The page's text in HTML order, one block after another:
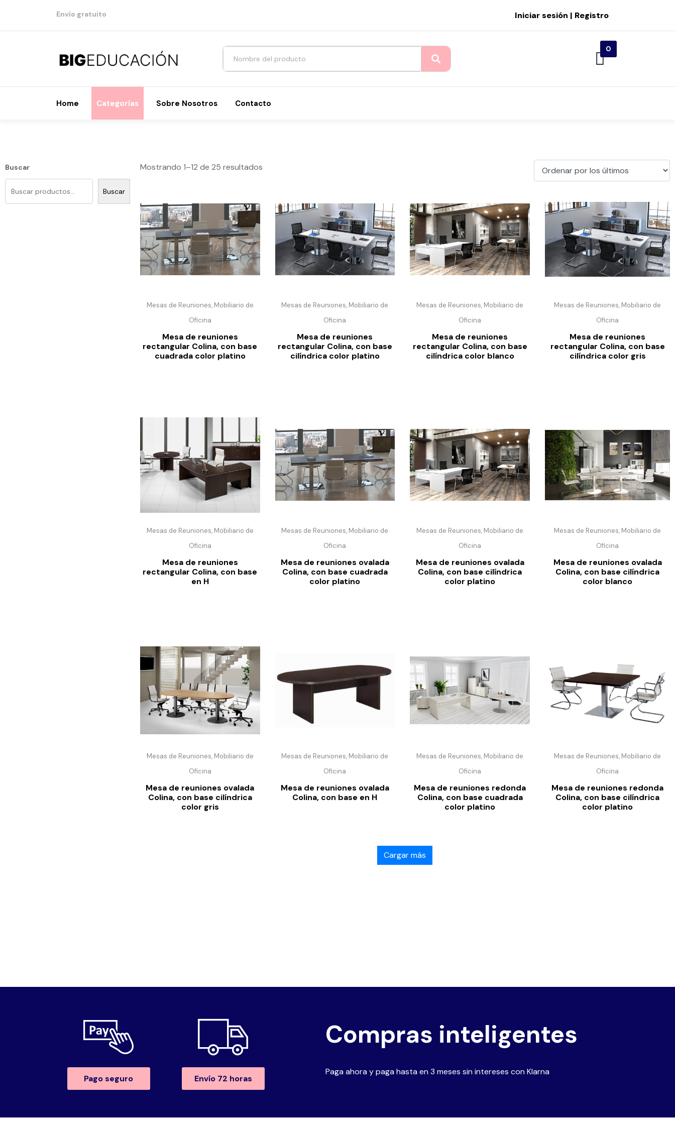
Envío gratuito Iniciar sesión | Registro
0
Home Categorías Sobre Nosotros Contacto
Buscar
Buscar
Mostrando 1–12 de 25 resultados
Mesas de Reuniones, Mobiliario de
Oficina
Mesa de reuniones
rectangular Colina, con base
cuadrada color platino
Mesas de Reuniones, Mobiliario de
Oficina
Mesa de reuniones
rectangular Colina, con base
cilíndrica color platino
Mesas de Reuniones, Mobiliario de
Oficina
Mesa de reuniones
rectangular Colina, con base
cilíndrica color blanco
Mesas de Reuniones, Mobiliario de
Oficina
Mesa de reuniones
rectangular Colina, con base
cilíndrica color gris
Mesas de Reuniones, Mobiliario de
Oficina
Mesa de reuniones
rectangular Colina, con base
en H
Mesas de Reuniones, Mobiliario de
Oficina
Mesa de reuniones ovalada
Colina, con base cuadrada
color platino
Mesas de Reuniones, Mobiliario de
Oficina
Mesa de reuniones ovalada
Colina, con base cilíndrica
color platino
Mesas de Reuniones, Mobiliario de
Oficina
Mesa de reuniones ovalada
Colina, con base cilíndrica
color blanco
Mesas de Reuniones, Mobiliario de
Oficina
Mesa de reuniones ovalada
Colina, con base cilíndrica
color gris
Mesas de Reuniones, Mobiliario de
Oficina
Mesa de reuniones ovalada
Colina, con base en H
Mesas de Reuniones, Mobiliario de
Oficina
Mesa de reuniones redonda
Colina, con base cuadrada
color platino
Mesas de Reuniones, Mobiliario de
Oficina
Mesa de reuniones redonda
Colina, con base cilíndrica
color platino
Cargar más
Pago seguro Envío 72 horas
Compras inteligentes
Paga ahora y paga hasta en 3 meses sin intereses con Klarna